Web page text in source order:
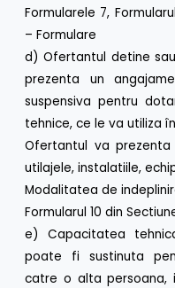
Formularele 7,
– Formulare
d) Ofertantul detine
prezenta un
suspensiva pentru
tehnice, ce le va utiliza
Ofertantul va prezenta
utilajele, instalatiile,
Modalitatea de
Formularul 10 din
e) Capacitatea
poate fi sustinuta
catre o alta persoana,